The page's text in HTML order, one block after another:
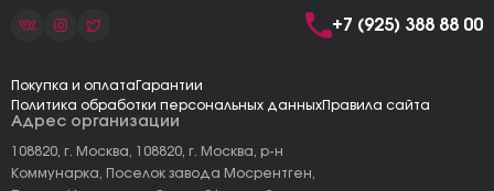
Адрес организации
108820, г. Москва, 108820, г. Москва, р-н
Коммунарка, Поселок завода Мосрентген,
+7 (925) 388 88 00
Покупка и оплата Гарантии
Политика обработки персональных данныхПравила сайта